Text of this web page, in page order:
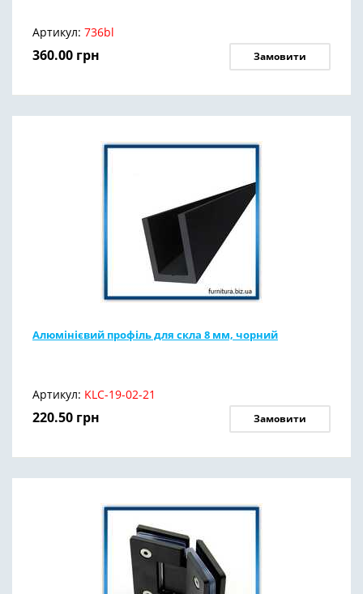
Артикул: 736bl
360.00 грн Замовити
Алюмінієвий профіль для скла 8 мм, чорний
Артикул: KLC-19-02-21
220.50 грн Замовити